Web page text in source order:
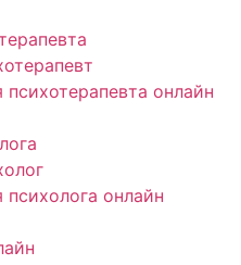
психотерапевта онлайн
психолога онлайн